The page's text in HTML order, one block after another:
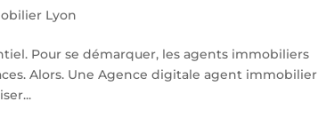
Lyon
Pour se démarquer, les agents immobiliers
Alors. Une Agence digitale agent immobilier